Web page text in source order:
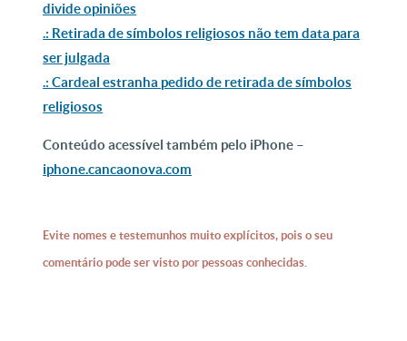
divide opiniões
.: Retirada de símbolos religiosos não tem data para
ser julgada
.: Cardeal estranha pedido de retirada de símbolos
religiosos
Conteúdo acessível também pelo iPhone –
iphone.cancaonova.com
Evite nomes e testemunhos muito explícitos, pois o seu
comentário pode ser visto por pessoas conhecidas.